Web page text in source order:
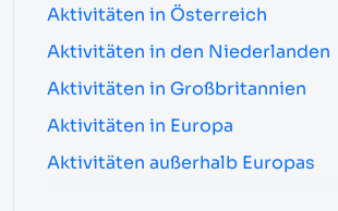
Aktivitäten in Österreich
Aktivitäten in den Niederlanden
Aktivitäten in Großbritannien
Aktivitäten in Europa
Aktivitäten außerhalb Europas